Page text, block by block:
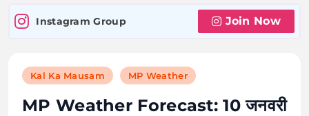
Instagram Group Join Now
Kal Ka Mausam MP Weather
MP Weather Forecast: 10 जनवरी